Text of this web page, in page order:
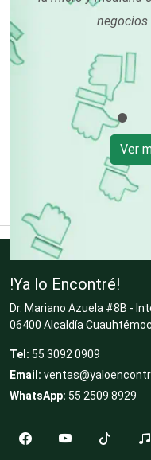
Cerrajerías
Cibercafés
Clínicas de
Clínicas de
Clínicas y
negocios
Ver
!Ya lo Encontré!
Dr. Mariano Azuela #8B -
06400 Alcaldía
Tel: 55 3092 0909
Email:
WhatsApp: 55 2509 8929